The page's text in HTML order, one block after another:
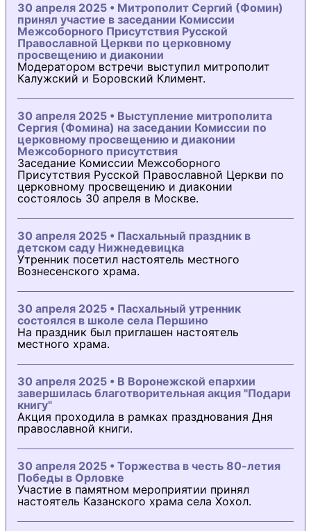
30 апреля 2025 • Митрополит Сергий (Фомин)
принял участие в заседании Комиссии
Межсоборного Присутствия Русской
Православной Церкви по церковному
просвещению и диаконии
Модератором встречи выступил митрополит
Калужский и Боровский Климент.
30 апреля 2025 • Выступление митрополита
Сергия (Фомина) на заседании Комиссии по
церковному просвещению и диаконии
Межсоборного присутствия
Заседание Комиссии Межсоборного
Присутствия Русской Православной Церкви по
церковному просвещению и диаконии
состоялось 30 апреля в Москве.
30 апреля 2025 • Пасхальный праздник в
детском саду Нижнедевицка
Утренник посетил настоятель местного
Вознесенского храма.
30 апреля 2025 • Пасхальный утренник
состоялся в школе села Першино
На праздник был приглашен настоятель
местного храма.
30 апреля 2025 • В Воронежской епархии
завершилась благотворительная акция "Подари
книгу"
Акция проходила в рамках празднования Дня
православной книги.
30 апреля 2025 • Торжества в честь 80-летия
Победы в Орловке
Участие в памятном мероприятии принял
настоятель Казанского храма села Хохол.